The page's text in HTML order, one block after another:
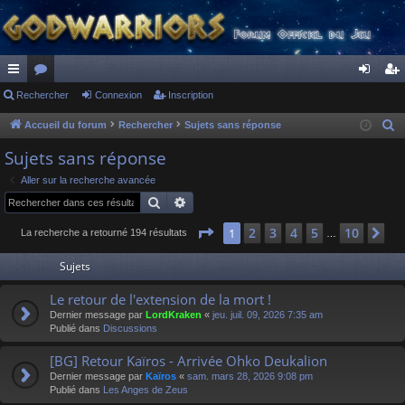
ac
co
ur
ci
s
or
u
s
ne cri
Rechercher Connexion Inscription
Accueil du forum Rechercher Sujets sans réponse
e
Sujets sans réponse
Aller sur la recherche avancée
Rechercher
La recherche a retourné 194 résultats Page 1sur 10
1 2 3 4 5 10
Sujets
Le retour de l'extension de la mort !
Dernier message par LordKraken « jeu. juil. 09, 2026 7:35 am
Publié dans Discussions
[BG] Retour Kaïros - Arrivée Ohko Deukalion
Dernier message par Kaïros « sam. mars 28, 2026 9:08 pm
Publié dans Les Anges de Zeus